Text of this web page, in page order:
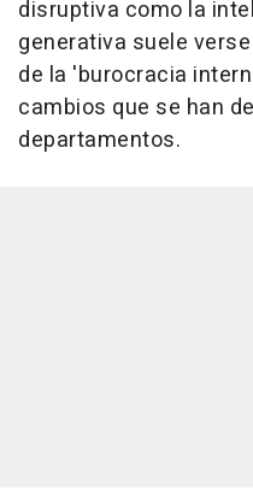
disruptiva como la
generativa suele
de la 'burocracia
cambios que se han
departamentos.